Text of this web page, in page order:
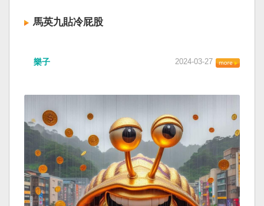
馬英九貼冷屁股
樂子 2024-03-27